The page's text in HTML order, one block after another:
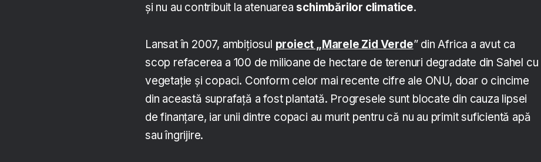
și nu au contribuit la atenuarea schimbărilor climatice.
Lansat în 2007, ambițiosul proiect „Marele Zid Verde” din Africa a avut ca
scop refacerea a 100 de milioane de hectare de terenuri degradate din Sahel cu
vegetație și copaci. Conform celor mai recente cifre ale ONU, doar o cincime
din această suprafață a fost plantată. Progresele sunt blocate din cauza lipsei
de finanțare, iar unii dintre copaci au murit pentru că nu au primit suficientă apă
sau îngrijire.